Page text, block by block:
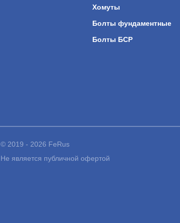
Хомуты
Болты фундаментные
Болты БСР
© 2019 - 2026 FeRus
Не является публичной офертой